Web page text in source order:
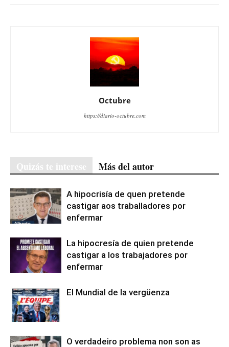
Octubre
https://diario-octubre.com
Quizás te interese Más del autor
A hipocrisía de quen pretende
castigar aos traballadores por
enfermar
La hipocresía de quien pretende
castigar a los trabajadores por
enfermar
El Mundial de la vergüenza
O verdadeiro problema non son as